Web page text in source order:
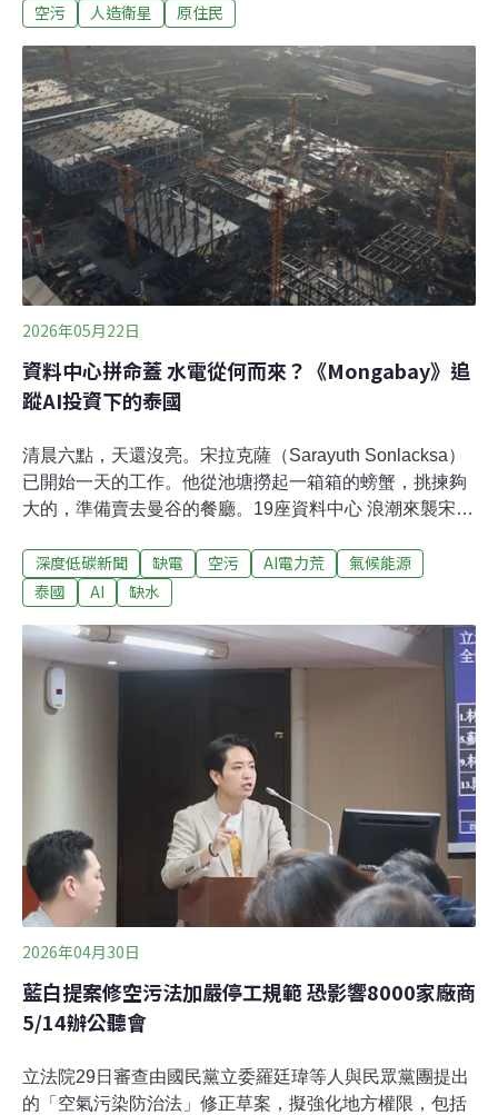
與揚塵將影響當地狩獵與水產等自然資源。專案小組最終
動，以及空污影響提交數據。擔憂衝擊文化祭儀與捕撈 鄰
近高士部落族人：「我們非常恐慌」環境部25日召開「國
家發射場域設置計畫環境影響說明書」專案小組初審會
議，本案將於屏東縣滿州鄉九棚村設置26公頃的火箭發射
場。基地預計規劃三部分：發射核心區、行政管理區、服
務配套區（含太空博物館等設施）。太空中心主任室副主
任余憲政表示，委託國外發射衛星，平均一次要價3～7
億。若能自主發射，成本有機會大幅降低。台灣現行有福
衛五號、福衛七號、獵風者衛星等八顆自有衛星，本計畫
是國家太空發展計畫的重點項目，要研製自主入
空污 人造衛星 原住民
2026年05月22日
資料中心拼命蓋 水電從何而來？《Mongabay》追
蹤AI投資下的泰國
清晨六點，天還沒亮。宋拉克薩（Sarayuth Sonlacksa）
已開始一天的工作。他從池塘撈起一箱箱的螃蟹，挑揀夠
大的，準備賣去曼谷的餐廳。19座資料中心 浪潮來襲宋拉
里府交界處。這裡雖是內陸，但班加功河（Bang Pakong
River）混合了海水、半鹹水和淡水，形成微妙的生態環
就要打破了。距離宋拉克薩養蟹場十公里外，春武里府的
坦姆魯運河區（Khlong Tamru），正要蓋一座大型資料中
心。這只是其一，據報導，春府里府和附近的羅勇府將進
駐約19座資料中心。這裡原本就是工業密集的地區，長年
為缺水和污染所苦。居民擔心，資料中心一座接一座蓋起
來後，問題會變得更糟。宋拉克薩說：「對我來說，資料
中心確實比一般工廠好，但水資源一定會搶得更兇，廢水
也更多。」全球瘋AI泰國資料中心蓬勃發
深度低碳新聞 缺電 空污 AI電力荒
氣候能源
泰國
AI 缺水
2026年04月30日
藍白提案修空污法加嚴停工規範 恐影響8000家廠商
5/14辦公聽會
立法院29日審查由國民黨立委羅廷瑋等人與民眾黨團提出
的「空氣污染防治法」修正草案，擬強化地方權限，包括